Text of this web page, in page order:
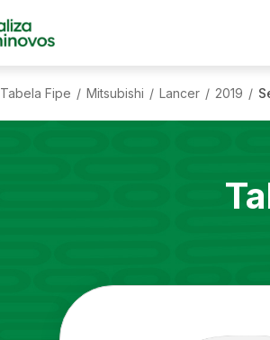
Tabela Fipe / Mitsubishi / Lancer / 2019 /